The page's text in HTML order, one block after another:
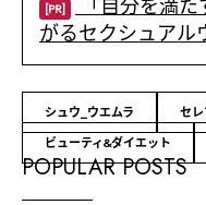
[PR] 「自分を満た
がるセクシュアル
シュウ_ウエムラ セ
ビューティ&ダイエット
POPULAR POSTS